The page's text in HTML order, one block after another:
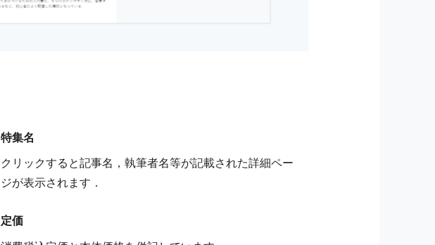
特集名
クリックすると記事名，執筆者名等が記載された詳細ペー
ジが表示されます．
定価